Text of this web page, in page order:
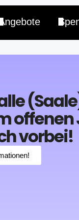
Angebote
offenen
vorbei!